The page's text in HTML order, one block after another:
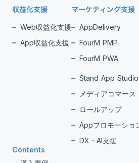
収益化支援
Web収益化支援
App収益化支援
マーケティング支援
AppDelivery
FourM PMP
FourM PWA
Stand App Studio
メディアコマース
ロールアップ
Appプロモーショ
DX・AI支援
Contents